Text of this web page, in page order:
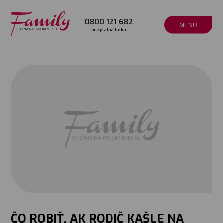
0800 121 682
bezplatná linka
MENU
ČO ROBIŤ, AK RODIČ KAŠLE NA